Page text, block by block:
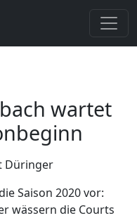
wartet
Düringer
Saison 2020 vor:
wässern die Courts